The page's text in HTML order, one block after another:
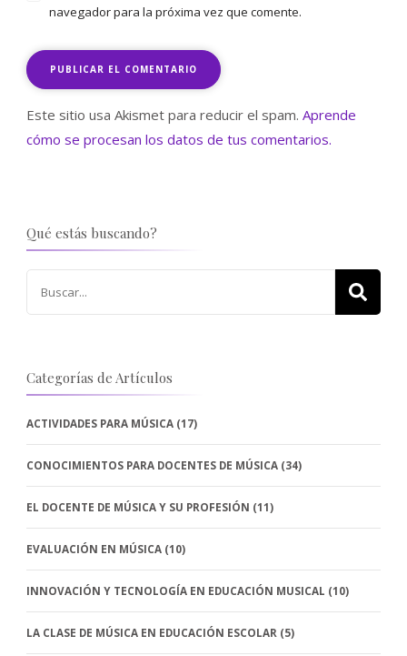
navegador para la próxima vez que comente.
Este sitio usa Akismet para reducir el spam. Aprende
cómo se procesan los datos de tus comentarios.
Qué estás buscando?
Categorías de Artículos
ACTIVIDADES PARA MÚSICA (17)
CONOCIMIENTOS PARA DOCENTES DE MÚSICA (34)
EL DOCENTE DE MÚSICA Y SU PROFESIÓN (11)
EVALUACIÓN EN MÚSICA (10)
INNOVACIÓN Y TECNOLOGÍA EN EDUCACIÓN MUSICAL (10)
LA CLASE DE MÚSICA EN EDUCACIÓN ESCOLAR (5)